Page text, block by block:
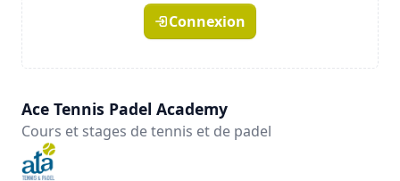
Connexion
Ace Tennis Padel Academy
Cours et stages de tennis et de padel